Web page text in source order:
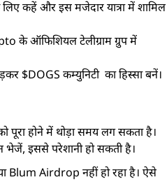
कहें और इस मजेदार यात्रा में शामिल
के ऑफिशियल टेलीग्राम ग्रुप में
$DOGS कम्युनिटी का हिस्सा बनें।
होने में थोड़ा समय लग सकता है।
भेजें, इससे परेशानी हो सकती है।
Blum Airdrop नहीं हो रहा है। ऐसे